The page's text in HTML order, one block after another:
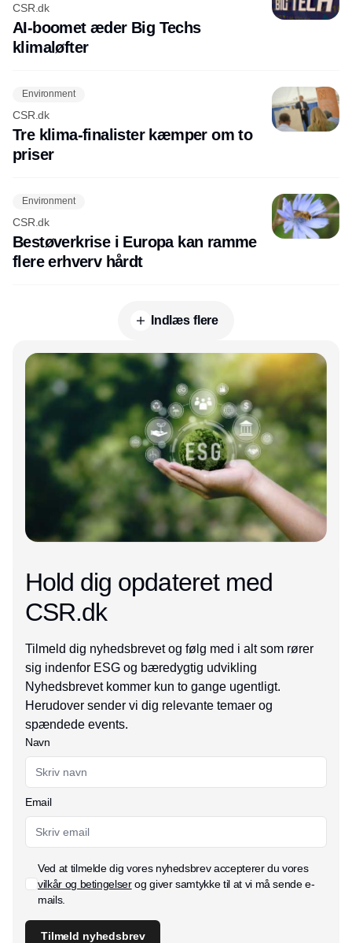
CSR.dk
AI-boomet æder Big Techs
klimaløfter
Environment
CSR.dk
Tre klima-finalister kæmper om to
priser
Environment
CSR.dk
Bestøverkrise i Europa kan ramme
flere erhverv hårdt
Indlæs flere
Annonce
Hold dig opdateret med
CSR.dk
Tilmeld dig nyhedsbrevet og følg med i alt som rører
sig indenfor ESG og bæredygtig udvikling
Nyhedsbrevet kommer kun to gange ugentligt.
Herudover sender vi dig relevante temaer og
spændede events.
Navn
Email
Ved at tilmelde dig vores nyhedsbrev accepterer du vores
vilkår og betingelserog giver samtykke til at vi må sende e-
mails.
Tilmeld nyhedsbrev